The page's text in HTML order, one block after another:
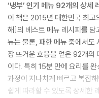
3. Chef 정창욱
심쿵 오믈렛
삼겹살 플레이트
엑소 떡볶이
괜찮아, 목심이야
타코 리턴
미소볼
‘냉부’ 인기 메뉴 92개의 상세
이 책은 2015년 대한민국 최
해]의 베스트 메뉴 레시피를
뉴는 물론, 패한 메뉴 중에서도
장 뜨거운 호응을 얻은 92개의
이다. 특히 15분 만에 요리를
과정이 지나치게 빠르고 복잡
쉽게 따라할 수 있도록 상세한